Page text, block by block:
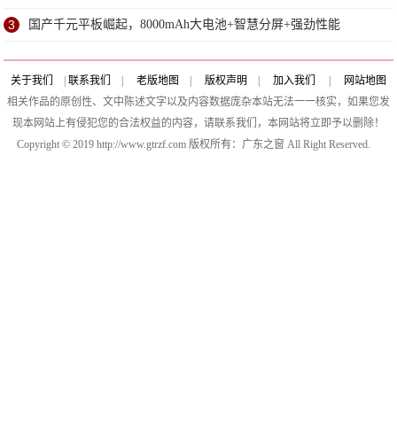
3 国产千元平板崛起，8000mAh大电池+智慧分屏+强劲性能
关于我们 联系我们 老版地图 版权声明 加入我们
网站地图
相关作品的原创性、文中陈述文字以及内容数据庞杂本站无法一一核实，如果您发
现本网站上有侵犯您的合法权益的内容，请联系我们，本网站将立即予以删除！
Copyright © 2019 http://www.gtrzf.com 版权所有：广东之窗 All Right Reserved.